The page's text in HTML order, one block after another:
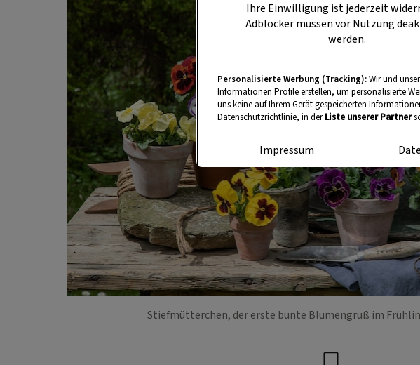
Stiefmütterchen, der erste bunte Blumengruß im
Ihre Einwilligung ist jederzeit
Adblocker müssen vor Nutzung
werden.
Personalisierte Werbung (Tracking):Wir und
Informationen Profile erstellen, um personalisierte
uns keine auf Ihrem Gerät gespeicherten
Datenschutzrichtlinie, in derListe unserer Partner
Impressum